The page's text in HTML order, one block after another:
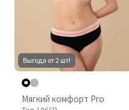
Выгода от 2 шт!
Мягкий комфорт Pro